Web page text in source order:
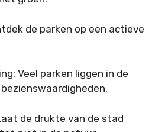
de parken op een actieve
Veel parken liggen in de
de drukte van de stad